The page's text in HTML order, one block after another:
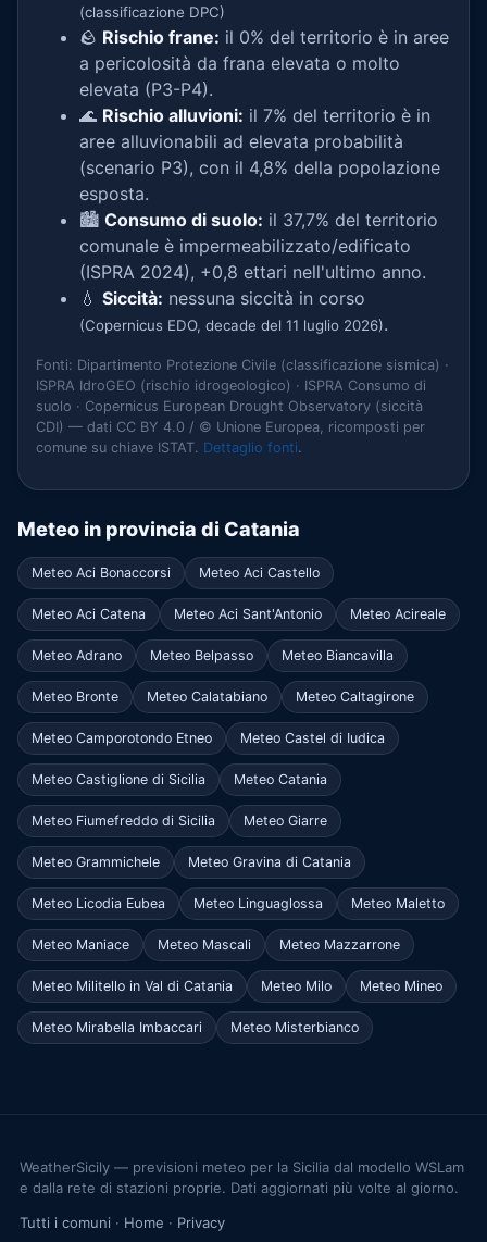
(classificazione DPC)
🪨 Rischio frane: il 0% del territorio è in aree
a pericolosità da frana elevata o molto
elevata (P3-P4).
🌊 Rischio alluvioni: il 7% del territorio è in
aree alluvionabili ad elevata probabilità
(scenario P3), con il 4,8% della popolazione
esposta.
🏙️ Consumo di suolo: il 37,7% del territorio
comunale è impermeabilizzato/edificato
(ISPRA 2024), +0,8 ettari nell'ultimo anno.
💧 Siccità: nessuna siccità in corso
(Copernicus EDO, decade del 11 luglio 2026).
Fonti: Dipartimento Protezione Civile (classificazione sismica) ·
ISPRA IdroGEO (rischio idrogeologico) · ISPRA Consumo di
suolo · Copernicus European Drought Observatory (siccità
CDI) — dati CC BY 4.0 / © Unione Europea, ricomposti per
comune su chiave ISTAT. Dettaglio fonti.
Meteo in provincia di Catania
Meteo Aci Bonaccorsi Meteo Aci Castello
Meteo Aci Catena Meteo Aci Sant'Antonio Meteo Acireale
Meteo Adrano Meteo Belpasso Meteo Biancavilla
Meteo Bronte Meteo Calatabiano Meteo Caltagirone
Meteo Camporotondo Etneo Meteo Castel di Iudica
Meteo Castiglione di Sicilia Meteo Catania
Meteo Fiumefreddo di Sicilia Meteo Giarre
Meteo Grammichele Meteo Gravina di Catania
Meteo Licodia Eubea Meteo Linguaglossa Meteo Maletto
Meteo Maniace Meteo Mascali Meteo Mazzarrone
Meteo Militello in Val di Catania Meteo Milo Meteo Mineo
Meteo Mirabella Imbaccari Meteo Misterbianco
WeatherSicily — previsioni meteo per la Sicilia dal modello WSLam
e dalla rete di stazioni proprie. Dati aggiornati più volte al giorno.
Tutti i comuni · Home · Privacy